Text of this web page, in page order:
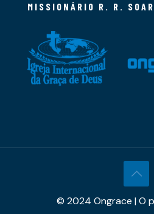
MISSIONÁRIO R. R.
© 2024 Ongrace | O